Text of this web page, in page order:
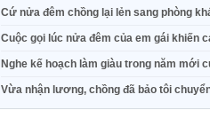
Cứ nửa đêm chồng lại lẻn sang phòng
Cuộc gọi lúc nửa đêm của em gái khiến
Nghe kế hoạch làm giàu trong năm mới
Vừa nhận lương, chồng đã bảo tôi